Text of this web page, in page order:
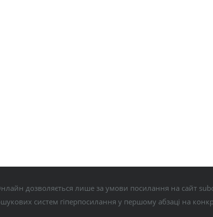
дозволяється лише за умови посилання на сайт
систем гіперпосилання у першому абзаці на